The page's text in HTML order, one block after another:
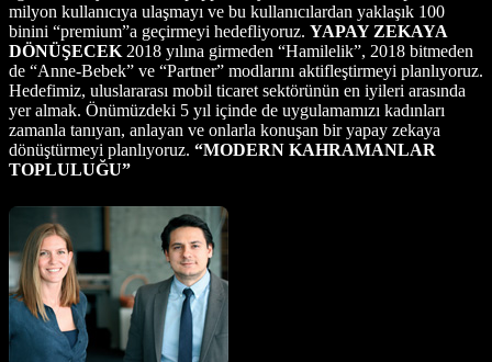
milyon kullanıcıya ulaşmayı ve bu kullanıcılardan yaklaşık 100
binini “premium”a geçirmeyi hedefliyoruz. YAPAY ZEKAYA
DÖNÜŞECEK 2018 yılına girmeden “Hamilelik”, 2018 bitmeden
de “Anne-Bebek” ve “Partner” modlarını aktifleştirmeyi planlıyoruz.
Hedefimiz, uluslararası mobil ticaret sektörünün en iyileri arasında
yer almak. Önümüzdeki 5 yıl içinde de uygulamamızı kadınları
zamanla tanıyan, anlayan ve onlarla konuşan bir yapay zekaya
dönüştürmeyi planlıyoruz. “MODERN KAHRAMANLAR
TOPLULUĞU”